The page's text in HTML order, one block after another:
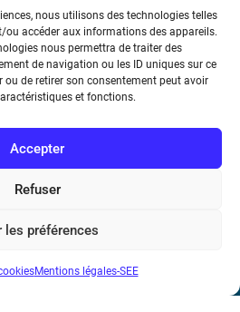
nous utilisons des technologies telles
ou accéder aux informations des appareils.
nous permettra de traiter des
de navigation ou les ID uniques sur ce
ou de retirer son consentement peut avoir
et fonctions.
Accepter
Refuser
les préférences
Mentions légales-SEE
Communication
75116 Paris